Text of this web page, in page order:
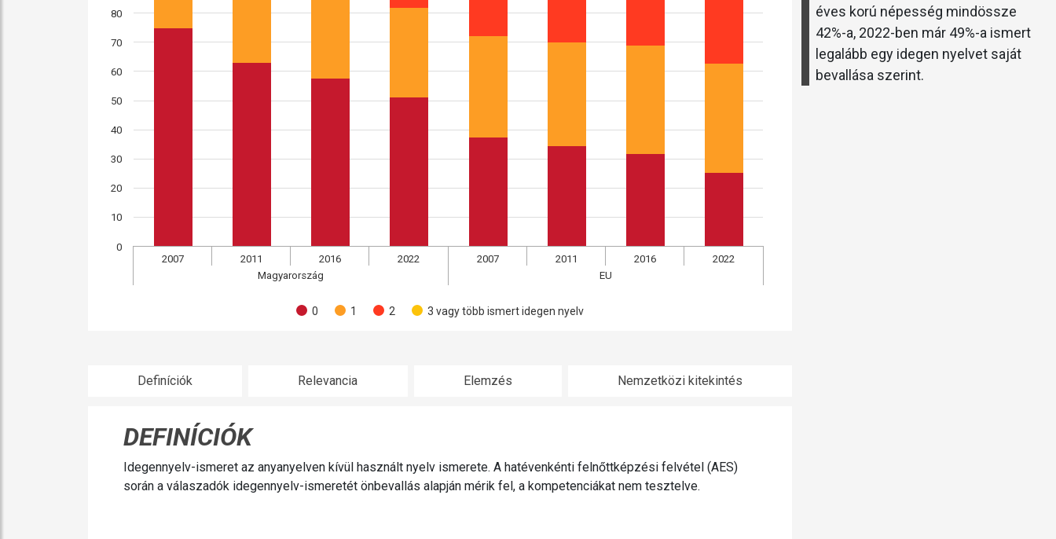
0 1 2 3 vagy több ismert idegen nyelv
2007
Magyarország
2011 2016 2022
2007
EU
2011 2016 2022
0
10
20
30
40
50
60
70
80
éves korú népesség mindössze
42%-a, 2022-ben már 49%-a ismert
legalább egy idegen nyelvet saját
bevallása szerint.
Definíciók Relevancia Elemzés Nemzetközi kitekintés
DEFINÍCIÓK
Idegennyelv-ismeret az anyanyelven kívül használt nyelv ismerete. A hatévenkénti felnőttképzési felvétel (AES)
során a válaszadók idegennyelv-ismeretét önbevallás alapján mérik fel, a kompetenciákat nem tesztelve.